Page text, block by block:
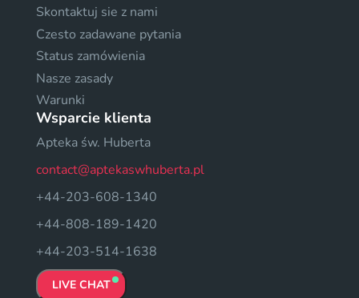
Skontaktuj sie z nami
Czesto zadawane pytania
Status zamówienia
Nasze zasady
Warunki
Wsparcie klienta
Apteka św. Huberta
contact@aptekaswhuberta.pl
+44-203-608-1340
+44-808-189-1420
+44-203-514-1638
LIVE CHAT